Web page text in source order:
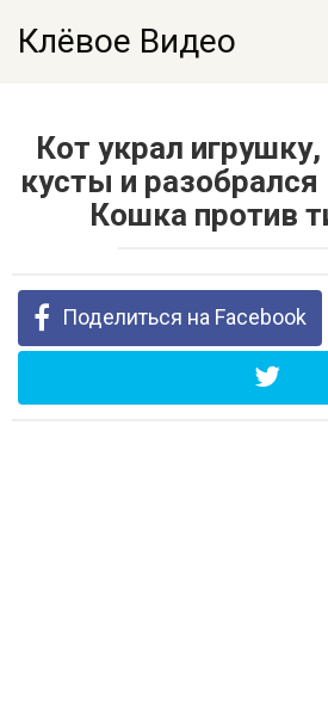
Клёвое Видео
Кот украл
кусты и разобрался
Кошка против
Поделиться на Facebook